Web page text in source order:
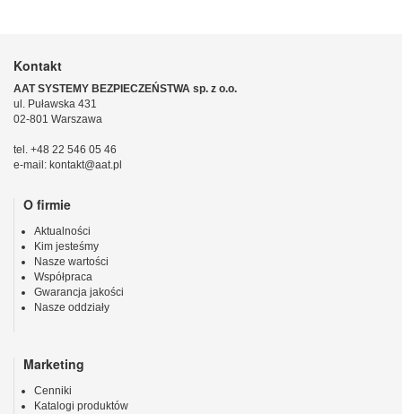
Kontakt
AAT SYSTEMY BEZPIECZEŃSTWA sp. z o.o.
ul. Puławska 431
02-801 Warszawa
tel. +48 22 546 05 46
e-mail: kontakt@aat.pl
O firmie
Aktualności
Kim jesteśmy
Nasze wartości
Współpraca
Gwarancja jakości
Nasze oddziały
Marketing
Cenniki
Katalogi produktów